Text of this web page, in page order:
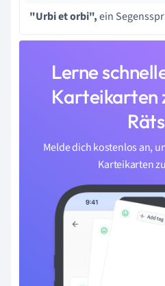
"Urbi et orbi",ein
Lerne
Karteikarten
Melde dich kostenlos an,
Karteikarten